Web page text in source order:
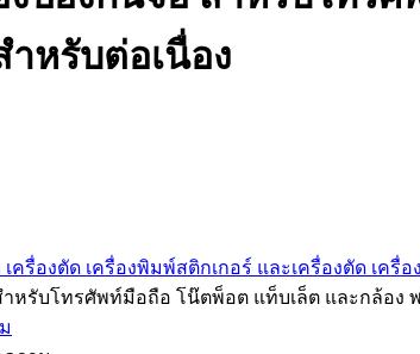
หรับต่อเนื่อง
ครื่องตัด เครื่องพิมพ์สติกเกอร์ และเครื่องตัด เครื่
าหรับโทรศัพท์มือถือ โน๊ตพ็อต แท็บเล็ต และกล้อง